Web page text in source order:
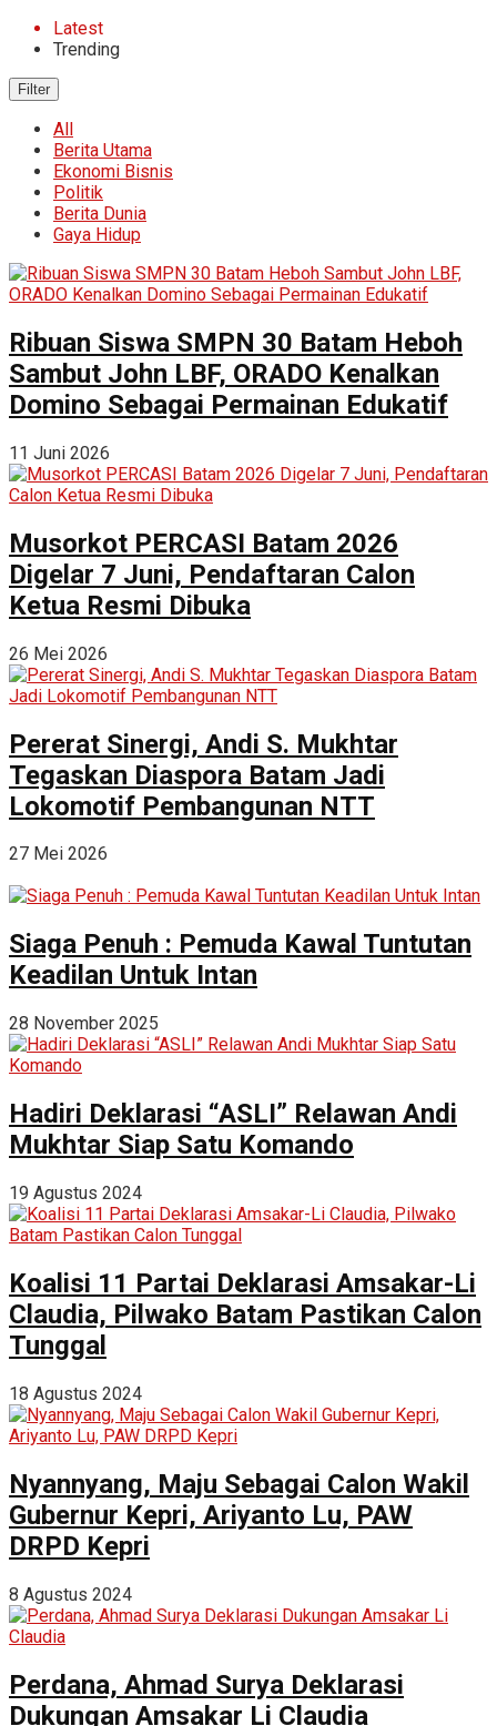
Latest
Trending
Filter
All
Berita Utama
Ekonomi Bisnis
Politik
Berita Dunia
Gaya Hidup
Ribuan Siswa SMPN 30 Batam Heboh
Sambut John LBF, ORADO Kenalkan
Domino Sebagai Permainan Edukatif
11 Juni 2026
Musorkot PERCASI Batam 2026
Digelar 7 Juni, Pendaftaran Calon
Ketua Resmi Dibuka
26 Mei 2026
Pererat Sinergi, Andi S. Mukhtar
Tegaskan Diaspora Batam Jadi
Lokomotif Pembangunan NTT
27 Mei 2026
Siaga Penuh : Pemuda Kawal Tuntutan
Keadilan Untuk Intan
28 November 2025
Hadiri Deklarasi “ASLI” Relawan Andi
Mukhtar Siap Satu Komando
19 Agustus 2024
Koalisi 11 Partai Deklarasi Amsakar-Li
Claudia, Pilwako Batam Pastikan Calon
Tunggal
18 Agustus 2024
Nyannyang, Maju Sebagai Calon Wakil
Gubernur Kepri, Ariyanto Lu, PAW
DRPD Kepri
8 Agustus 2024
Perdana, Ahmad Surya Deklarasi
Dukungan Amsakar Li Claudia